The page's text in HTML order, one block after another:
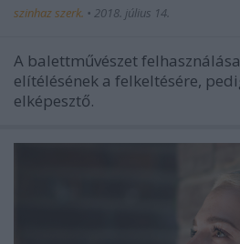
szinhaz szerk. • 2018. július 14.
A balettművészet
elítélésének a felkeltésére,
elképesztő.